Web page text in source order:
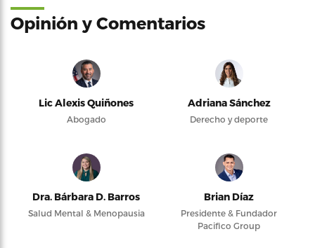
Opinión y Comentarios
Lic Alexis Quiñones
Abogado
Adriana Sánchez
Derecho y deporte
Dra. Bárbara D. Barros
Salud Mental & Menopausia
Brian Díaz
Presidente & Fundador
Pacifico Group